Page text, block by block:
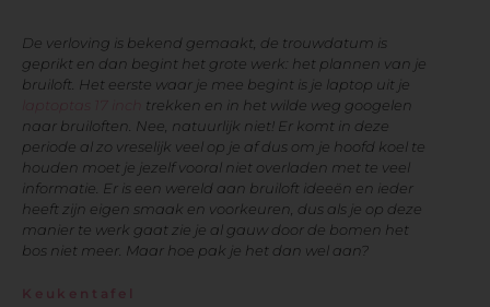
De verloving is bekend gemaakt, de trouwdatum is
geprikt en dan begint het grote werk: het plannen van je
bruiloft. Het eerste waar je mee begint is je laptop uit je
laptoptas 17 inch
trekken en in het wilde weg googelen
naar bruiloften. Nee, natuurlijk niet! Er komt in deze
periode al zo vreselijk veel op je af dus om je hoofd koel te
houden moet je jezelf vooral niet overladen met te veel
informatie. Er is een wereld aan bruiloft ideeën en ieder
heeft zijn eigen smaak en voorkeuren, dus als je op deze
manier te werk gaat zie je al gauw door de bomen het
bos niet meer. Maar hoe pak je het dan wel aan?
Keukentafel